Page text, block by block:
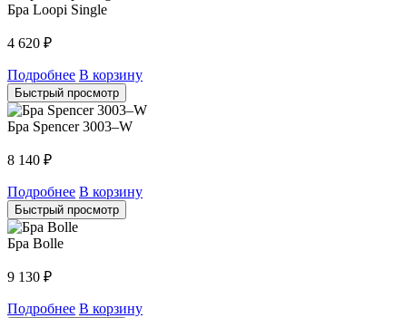
Бра Loopi Single
4 620 ₽
Подробнее В корзину
Быстрый просмотр
Бра Spencer 3003–W
8 140 ₽
Подробнее В корзину
Быстрый просмотр
Бра Bolle
9 130 ₽
Подробнее В корзину